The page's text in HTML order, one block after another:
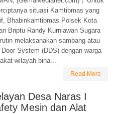
situasi Kamtibmas yang
Bhabinkamtibmas Polsek Kota
Briptu Randy Kurniawan Sugara
melaksanakan sambang atau
Door System (DDS) dengan warga
wilayah bina...
Read More
Desa Naras I
Mesin dan Alat